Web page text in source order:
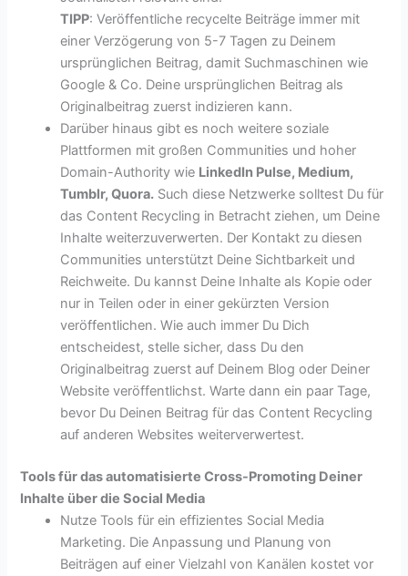
TIPP: Veröffentliche recycelte Beiträge immer mit
einer Verzögerung von 5-7 Tagen zu Deinem
ursprünglichen Beitrag, damit Suchmaschinen wie
Google & Co. Deine ursprünglichen Beitrag als
Originalbeitrag zuerst indizieren kann.
Darüber hinaus gibt es noch weitere soziale
Plattformen mit großen Communities und hoher
Domain-Authority wie LinkedIn Pulse, Medium,
Tumblr, Quora. Such diese Netzwerke solltest Du für
das Content Recycling in Betracht ziehen, um Deine
Inhalte weiterzuverwerten. Der Kontakt zu diesen
Communities unterstützt Deine Sichtbarkeit und
Reichweite. Du kannst Deine Inhalte als Kopie oder
nur in Teilen oder in einer gekürzten Version
veröffentlichen. Wie auch immer Du Dich
entscheidest, stelle sicher, dass Du den
Originalbeitrag zuerst auf Deinem Blog oder Deiner
Website veröffentlichst. Warte dann ein paar Tage,
bevor Du Deinen Beitrag für das Content Recycling
auf anderen Websites weiterverwertest.
Tools für das automatisierte Cross-Promoting Deiner
Inhalte über die Social Media
Nutze Tools für ein effizientes Social Media
Marketing. Die Anpassung und Planung von
Beiträgen auf einer Vielzahl von Kanälen kostet vor